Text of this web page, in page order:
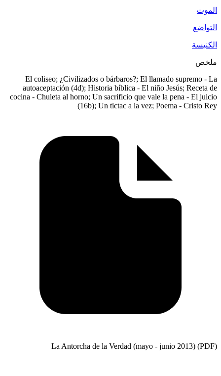
El coliseo; ¿Civilizados o bárbaros?; El
autoaceptación (4d); Historia bíblica - El niño
cocina - Chuleta al horno; Un sacrificio que vale la
(16b); Un tictac a la vez;
La Antorcha de la Verdad (mayo -